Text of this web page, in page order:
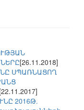
[26.11.2018]
ՍՊԱՌՆԱՑՈՂ
[22.11.2017]
2016Թ.